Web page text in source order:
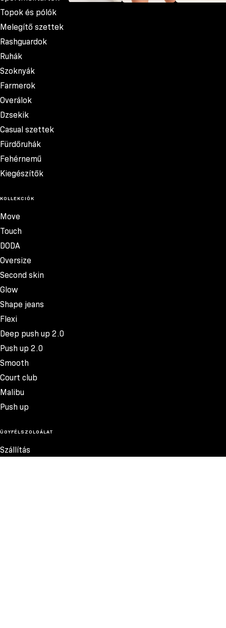
Topok és pólók
Melegítő szettek
Rashguardok
Ruhák
Szoknyák
Farmerok
Overálok
Dzsekik
Casual szettek
Fürdőruhák
Fehérnemű
Kiegészítők
KOLLEKCIÓK
Move
Touch
DODA
Oversize
Second skin
Glow
Shape jeans
Flexi
Deep push up 2.0
Push up 2.0
Smooth
Court club
Malibu
Push up
ÜGYFÉLSZOLGÁLAT
Szállítás